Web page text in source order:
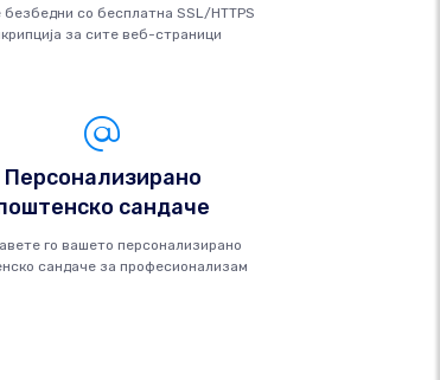
безбедни со бесплатна SSL/HTTPS
за сите веб-страници
Персонализирано
сандаче
го вашето персонализирано
сандаче за професионализам